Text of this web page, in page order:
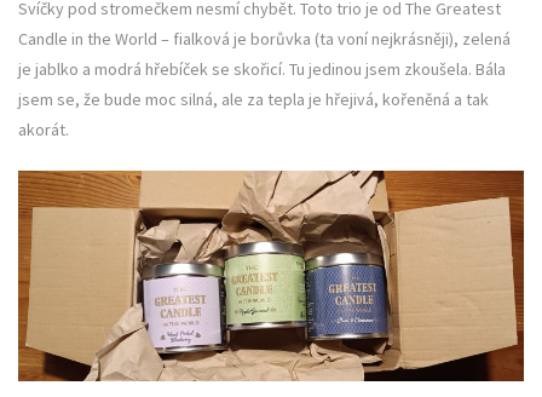
Svíčky pod stromečkem nesmí chybět. Toto trio je od The Greatest
Candle in the World – fialková je borůvka (ta voní nejkrásněji), zelená
je jablko a modrá hřebíček se skořicí. Tu jedinou jsem zkoušela. Bála
jsem se, že bude moc silná, ale za tepla je hřejivá, kořeněná a tak
akorát.